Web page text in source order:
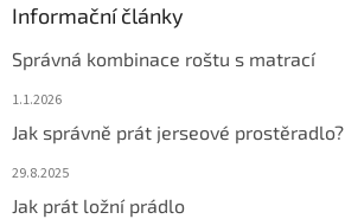
Informační články
Správná kombinace roštu s matrací
1.1.2026
Jak správně prát jerseové prostěradlo?
29.8.2025
Jak prát ložní prádlo